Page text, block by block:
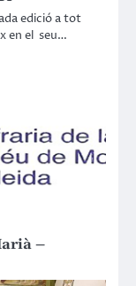
edició a tot
en el seu…
–